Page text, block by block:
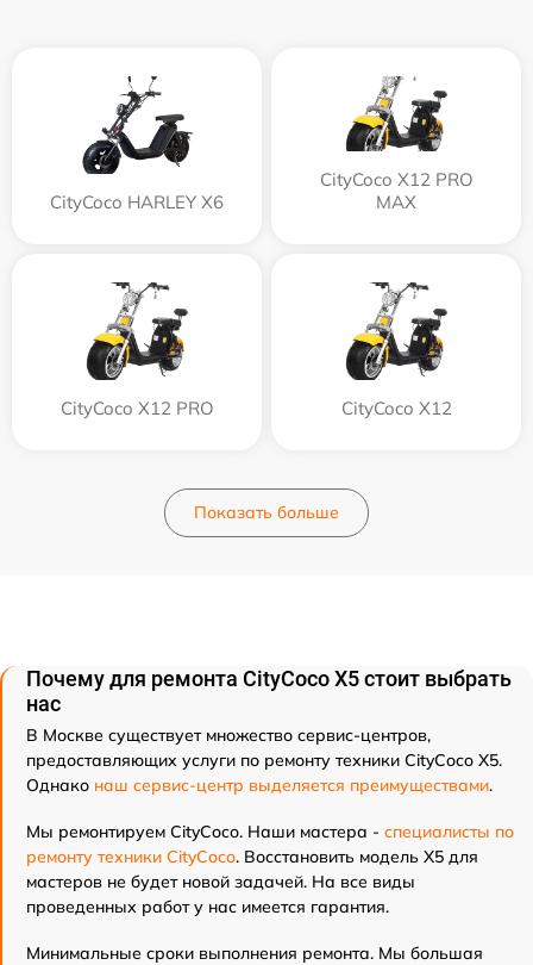
CityCoco HARLEY X6
CityCoco X12 PRO
MAX
CityCoco X12 PRO CityCoco X12
Показать больше
Почему для ремонта CityCoco X5 стоит выбрать
нас
В Москве существует множество сервис-центров,
предоставляющих услуги по ремонту техники CityCoco X5.
Однако наш сервис-центр выделяется преимуществами.
Мы ремонтируем CityCoco. Наши мастера - специалисты по
ремонту техники CityCoco. Восстановить модель X5 для
мастеров не будет новой задачей. На все виды
проведенных работ у нас имеется гарантия.
Минимальные сроки выполнения ремонта. Мы большая